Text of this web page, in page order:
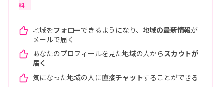
料
地域をフォローできるようになり、 地域の最新情報が
メールで届く
あなたのプロフィールを見た地域の人から スカウトが
届く
気になった地域の人に直接チャットすることができる